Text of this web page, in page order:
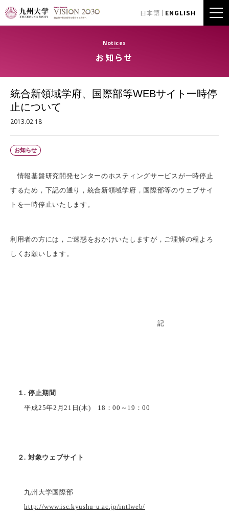
日本語 ENGLISH
Notices
お知らせ
統合新領域学府、国際部等WEBサイト一時停
止について
2013.02.18
お知らせ
情報基盤研究開発センターのホスティングサービスが一時停止
するため，下記の通り，統合新領域学府，国際部等のウェブサイ
トを一時停止いたします。
利用者の方には，ご迷惑をおかけいたしますが，ご理解の程よろ
しくお願いします。
記
１. 停止期間
平成25年2月21日(木) 18：00～19：00
２. 対象ウェブサイト
九州大学国際部
http://www.isc.kyushu-u.ac.jp/intlweb/